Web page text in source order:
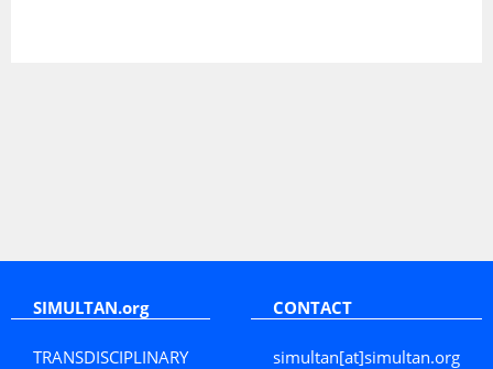
SIMULTAN.org
TRANSDISCIPLINARY
CONTACT
simultan[at]simultan.org